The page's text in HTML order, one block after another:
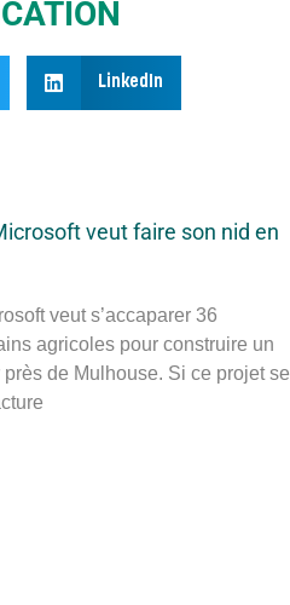
LinkedIn
veut faire son nid en
veut s’accaparer 36
agricoles pour construire un
de Mulhouse. Si ce projet se